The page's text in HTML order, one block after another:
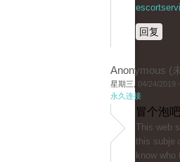
回复
Anonymous (
星期三, 04/24/2019
永久连接
冒个泡
Tһis web
this subje
know who